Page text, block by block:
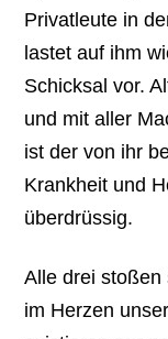
Privatleute in
lastet auf ihm
Schicksal vor.
und mit aller
ist der von ihr
Krankheit und
überdrüssig.
Alle drei stoßen
im Herzen